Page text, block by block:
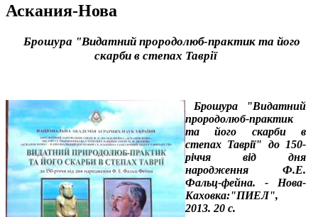
Аскания-Нова
Брошура "Видатний прородолюб-практик та його
скарби в степах Таврії
Брошура "Видатний
прородолюб-практик
та його скарби в
степах Таврії" до 150-
річчя від дня
народження Ф.Е.
Фальц-фейна. - Нова-
Каховка:"ПИЕЛ",
2013. 20 с.